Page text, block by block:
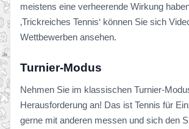
meistens eine verheerende Wirkung
‚Trickreiches Tennis‘ können Sie sich
Wettbewerben ansehen.
Turnier-Modus
Nehmen Sie im klassischen Turnier-
Herausforderung an! Das ist Tennis für
gerne mit anderen messen und sich den